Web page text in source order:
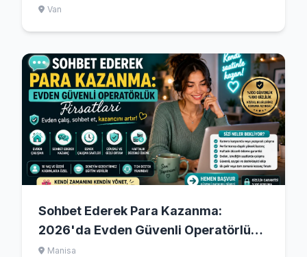
Görüntülü Sohbet Yöntemleri (2026)
Van
Sohbet Ederek Para Kazanma:
2026'da Evden Güvenli Operatörlük
Fırsatları
Manisa